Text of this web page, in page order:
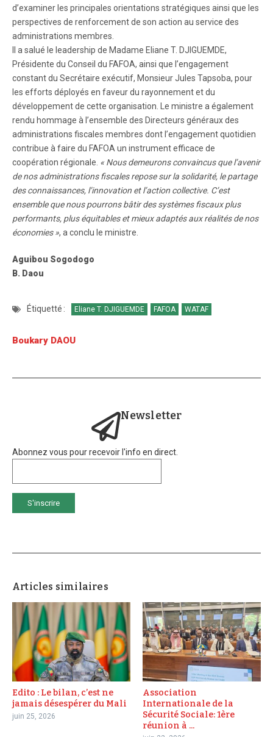
d’examiner les principales orientations stratégiques ainsi que les
perspectives de renforcement de son action au service des
administrations membres.
Il a salué le leadership de Madame Eliane T. DJIGUEMDE,
Présidente du Conseil du FAFOA, ainsi que l’engagement
constant du Secrétaire exécutif, Monsieur Jules Tapsoba, pour
les efforts déployés en faveur du rayonnement et du
développement de cette organisation. Le ministre a également
rendu hommage à l’ensemble des Directeurs généraux des
administrations fiscales membres dont l’engagement quotidien
contribue à faire du FAFOA un instrument efficace de
coopération régionale. « Nous demeurons convaincus que l’avenir
de nos administrations fiscales repose sur la solidarité, le partage
des connaissances, l’innovation et l’action collective. C’est
ensemble que nous pourrons bâtir des systèmes fiscaux plus
performants, plus équitables et mieux adaptés aux réalités de nos
économies », a conclu le ministre.
Aguibou Sogodogo
B. Daou
Étiquetté : Eliane T. DJIGUEMDE FAFOA WATAF
Boukary DAOU
Newsletter
Abonnez vous pour recevoir l'info en direct.
Articles similaires
Edito : Le bilan, c’est ne
jamais désespérer du Mali
juin 25, 2026
Association
Internationale de la
Sécurité Sociale: 1ère
réunion à ...